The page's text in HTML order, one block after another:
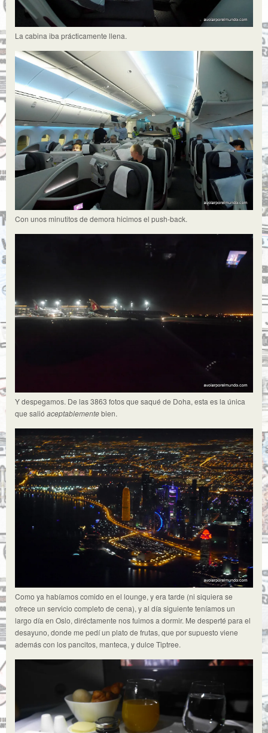
La cabina iba prácticamente llena.
Con unos minutitos de demora hicimos el push-back.
Y despegamos. De las 3863 fotos que saqué de Doha, esta es la única
que salió aceptablementebien.
Como ya habíamos comido en el lounge, y era tarde (ni siquiera se
ofrece un servicio completo de cena), y al día siguiente teníamos un
largo día en Oslo, diréctamente nos fuimos a dormir. Me desperté para el
desayuno, donde me pedí un plato de frutas, que por supuesto viene
además con los pancitos, manteca, y dulce Tiptree.